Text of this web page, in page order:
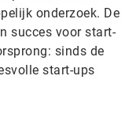
onderzoek. De
succes voor start-
sinds de
start-ups